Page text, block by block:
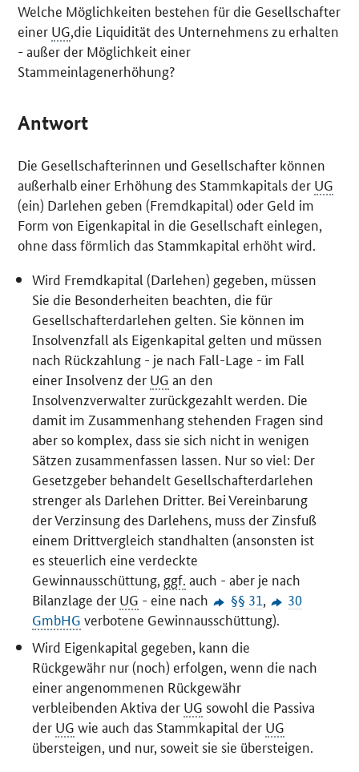
Welche Möglichkeiten bestehen für die Gesellschafter
einer UG,die Liquidität des Unternehmens zu erhalten
- außer der Möglichkeit einer
Stammeinlagenerhöhung?
Antwort
Die Gesellschafterinnen und Gesellschafter können
außerhalb einer Erhöhung des Stammkapitals der UG
(ein) Darlehen geben (Fremdkapital) oder Geld im
Form von Eigenkapital in die Gesellschaft einlegen,
ohne dass förmlich das Stammkapital erhöht wird.
Wird Fremdkapital (Darlehen) gegeben, müssen
Sie die Besonderheiten beachten, die für
Gesellschafterdarlehen gelten. Sie können im
Insolvenzfall als Eigenkapital gelten und müssen
nach Rückzahlung - je nach Fall-Lage - im Fall
einer Insolvenz der UG an den
Insolvenzverwalter zurückgezahlt werden. Die
damit im Zusammenhang stehenden Fragen sind
aber so komplex, dass sie sich nicht in wenigen
Sätzen zusammenfassen lassen. Nur so viel: Der
Gesetzgeber behandelt Gesellschafterdarlehen
strenger als Darlehen Dritter. Bei Vereinbarung
der Verzinsung des Darlehens, muss der Zinsfuß
einem Drittvergleich standhalten (ansonsten ist
es steuerlich eine verdeckte
Gewinnausschüttung, ggf. auch - aber je nach
Bilanzlage der UG - eine nach §§ 31,
30
GmbHG verbotene Gewinnausschüttung).
Wird Eigenkapital gegeben, kann die
Rückgewähr nur (noch) erfolgen, wenn die nach
einer angenommenen Rückgewähr
verbleibenden Aktiva der UG sowohl die Passiva
der UG wie auch das Stammkapital der UG
übersteigen, und nur, soweit sie sie übersteigen.